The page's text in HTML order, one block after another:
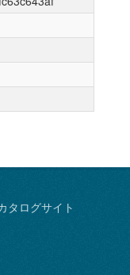
タログサイト